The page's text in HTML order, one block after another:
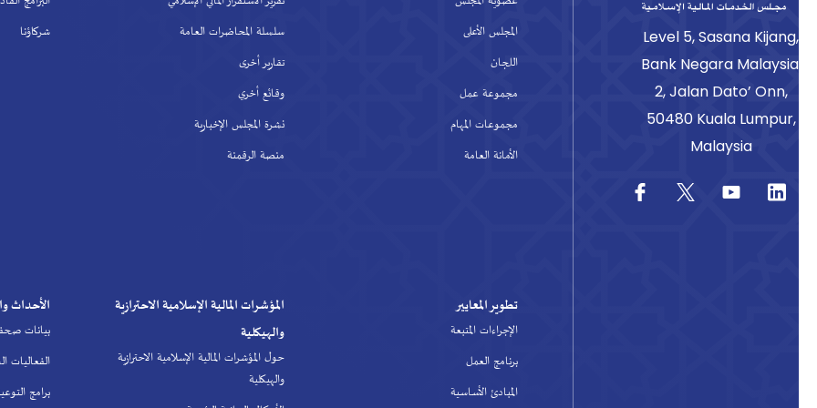
Level 5, Sasana Kijang,
Bank Negara
2, Jalan Dato’ Onn,
50480 Kuala Lumpur,
Malaysia
المجلس الأعلى
اللجان
مجموعة عمل
مجموعات المهام
الأمانة العامة
تطوير المعايير
الإجراءات المتبعة
برنامج العمل
المبادئ الأساسية
سلسلة المحاضرات العامة
تقارير أخرى
وقائع أخري
نشرة المجلس الإخبارية
منصة الرقمنة
المؤشرات المالية الإسلامية الاحترازية
والهيكلية
حول المؤشرات المالية الإسلامية الاحترازية
والهيكلية
شركاؤنا
الأحداث
بيانات صحفية
الفعاليات
برامج التوعية